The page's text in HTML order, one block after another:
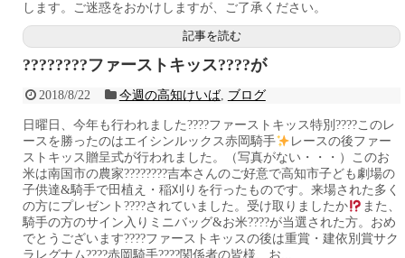
します。ご迷惑をおかけしますが、ご了承ください。
記事を読む
????????ファーストキッス????が
2018/8/22 今週の高知けいば, ブログ
日曜日、今年も行われました????ファーストキッス特別????このレ
ースを勝ったのはエイシンルックス赤岡騎手
レースの後ファー
ストキッス贈呈式が行われました。（写真がない・・・）このお
米は南国市の農家????‍????吉本さんのご好意で高知市子ども劇場の
子供達&騎手で田植え・稲刈りを行ったものです。来場された多く
の方にプレゼント????されていました。受け取りましたか
また、
騎手の方のサイン入りミニバッグ&お米????が当選された方。おめ
でとうございます????ファーストキッスの後は重賞・建依別賞サク
ラレグナム????赤岡騎手????関係者の皆様、お...